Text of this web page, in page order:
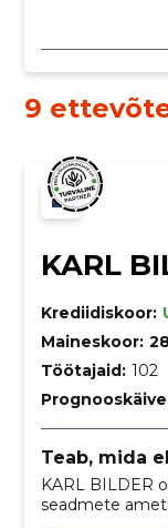
9
KARL
Krediidiskoor:
Maineskoor:
Töötajaid: 102
Teab, mida
KARL BILDER
seadmete